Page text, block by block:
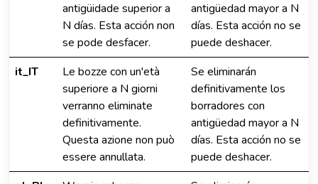
antigüidade superior a
N días. Esta acción non
se pode desfacer.
antigüedad mayor a N
días. Esta acción no se
puede deshacer.
it_IT
Le bozze con un'età
superiore a N giorni
verranno eliminate
definitivamente.
Questa azione non può
essere annullata.
Se eliminarán
definitivamente los
borradores con
antigüedad mayor a N
días. Esta acción no se
puede deshacer.